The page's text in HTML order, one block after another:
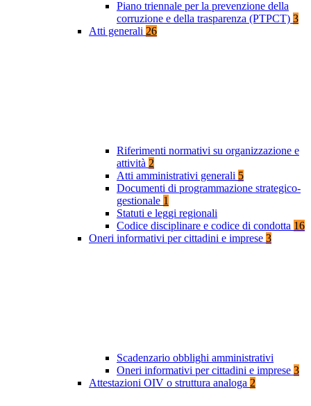
Piano triennale per la prevenzione della
corruzione e della trasparenza (PTPCT) 3
Atti generali 26
Riferimenti normativi su organizzazione e
attività 2
Atti amministrativi generali 5
Documenti di programmazione strategico-
gestionale 1
Statuti e leggi regionali
Codice disciplinare e codice di condotta 16
Oneri informativi per cittadini e imprese 3
Scadenzario obblighi amministrativi
Oneri informativi per cittadini e imprese 3
Attestazioni OIV o struttura analoga 2